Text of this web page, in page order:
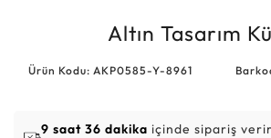
Altın Tasarım
Ürün Kodu: AKP0585-Y-8961
9 saat 36 dakika içinde sipariş